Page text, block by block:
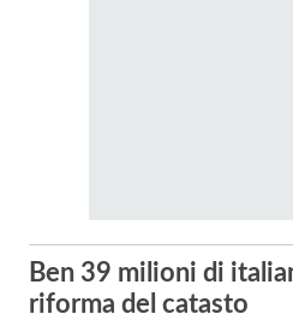
Ben 39 milioni di
riforma del catasto